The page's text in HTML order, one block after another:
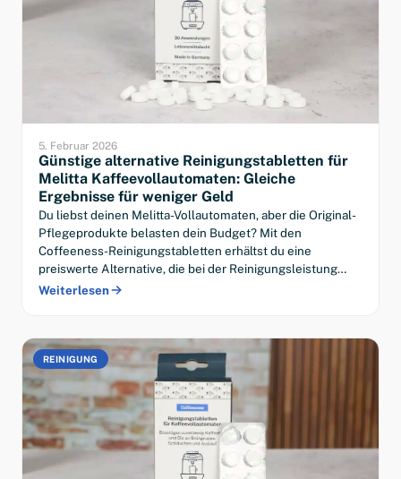
5. Februar 2026
Günstige alternative Reinigungstabletten für
Melitta Kaffeevollautomaten: Gleiche
Ergebnisse für weniger Geld
Du liebst deinen Melitta-Vollautomaten, aber die Original-
Pflegeprodukte belasten dein Budget? Mit den
Coffeeness-Reinigungstabletten erhältst du eine
preiswerte Alternative, die bei der Reinigungsleistung…
Weiterlesen
REINIGUNG